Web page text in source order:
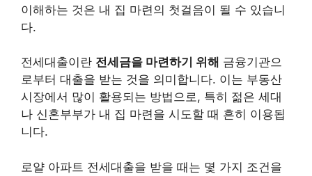
이해하는 것은 내 집 마련의 첫걸음이 될 수 있습니
다.
전세대출이란 전세금을 마련하기 위해 금융기관으
로부터 대출을 받는 것을 의미합니다. 이는 부동산
시장에서 많이 활용되는 방법으로, 특히 젊은 세대
나 신혼부부가 내 집 마련을 시도할 때 흔히 이용됩
니다.
로얄 아파트 전세대출을 받을 때는 몇 가지 조건을